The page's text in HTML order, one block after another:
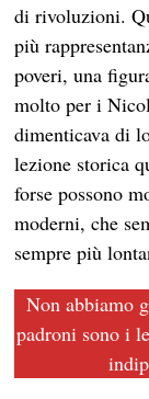
di rivoluzioni.
più
poveri, una
molto per i
dimenticava di
lezione storica
forse possono
moderni, che
sempre più
Non abbiamo
padroni sono i